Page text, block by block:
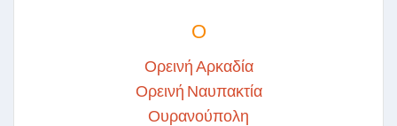
Ο
Ορεινή Αρκαδία
Ορεινή Ναυπακτία
Ουρανούπολη